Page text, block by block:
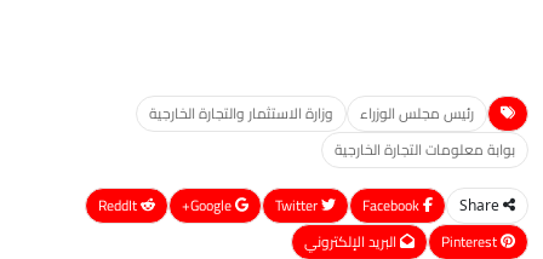
رئيس مجلس الوزراء
وزارة الاستثمار والتجارة الخارجية
بوابة معلومات التجارة الخارجية
Share
Google+
ReddIt
Pinterest
البريد الإلكتروني